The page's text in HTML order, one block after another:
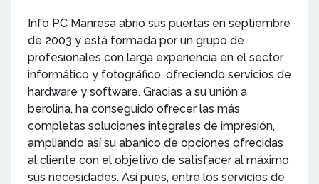
Info PC Manresa abrió sus puertas en septiembre
de 2003 y está formada por un grupo de
profesionales con larga experiencia en el sector
informático y fotográfico, ofreciendo servicios de
hardware y software. Gracias a su unión a
berolina, ha conseguido ofrecer las más
completas soluciones integrales de impresión,
ampliando así su abanico de opciones ofrecidas
al cliente con el objetivo de satisfacer al máximo
sus necesidades. Así pues, entre los servicios de